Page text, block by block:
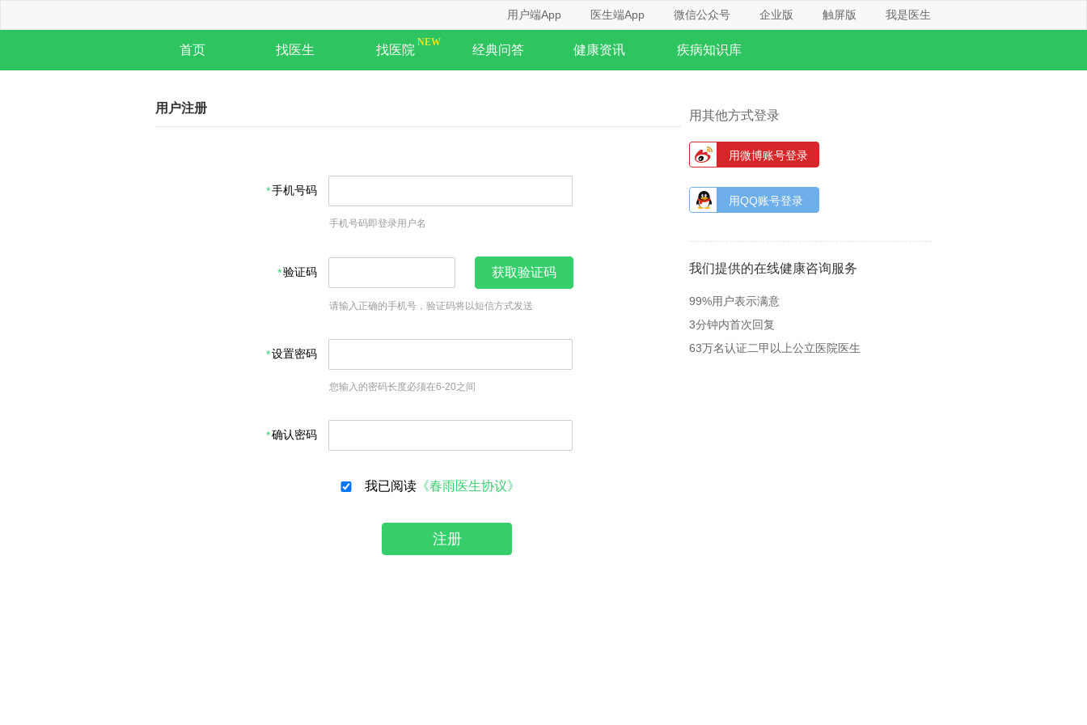
用户端App 医生端App 微信公众号 企业版 触屏版 我是医生
首页 找医生 找医院 经典问答 健康资讯 疾病知识库
用户注册
手机号码
手机号码即登录用户名
验证码 获取验证码
请输入正确的手机号，验证码将以短信方式发送
设置密码
您输入的密码长度必须在6-20之间
确认密码
我已阅读 《春雨医生协议》
注册
用其他方式登录
用微博账号登录
用QQ账号登录
我们提供的在线健康咨询服务
99%用户表示满意
3分钟内首次回复
63万名认证二甲以上公立医院医生